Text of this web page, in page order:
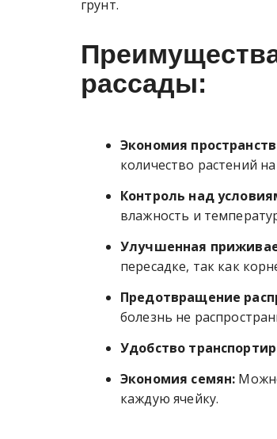
грунт.
рассады:
Экономия
количество растений
Контроль над
влажность и
Улучшенная
пересадке, так как
Предотвращение
болезнь не
Удобство
Экономия семян:
каждую ячейку.